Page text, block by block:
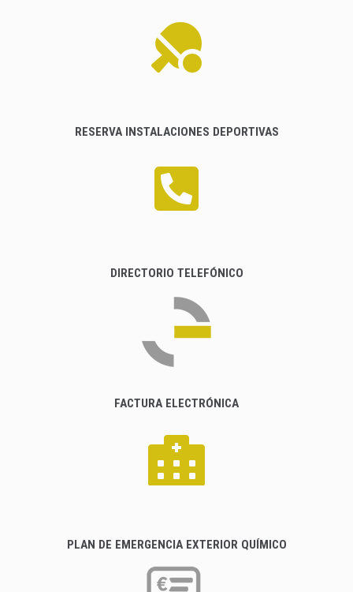
RESERVA INSTALACIONES DEPORTIVAS
DIRECTORIO TELEFÓNICO
FACTURA ELECTRÓNICA
PLAN DE EMERGENCIA EXTERIOR QUÍMICO